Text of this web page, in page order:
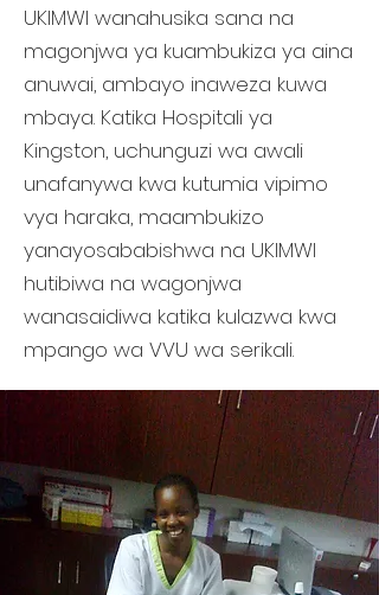
UKIMWI wanahusika sana na
magonjwa ya kuambukiza ya aina
anuwai, ambayo inaweza kuwa
mbaya. Katika Hospitali ya
Kingston, uchunguzi wa awali
unafanywa kwa kutumia vipimo
vya haraka, maambukizo
yanayosababishwa na UKIMWI
hutibiwa na wagonjwa
wanasaidiwa katika kulazwa kwa
mpango wa VVU wa serikali.